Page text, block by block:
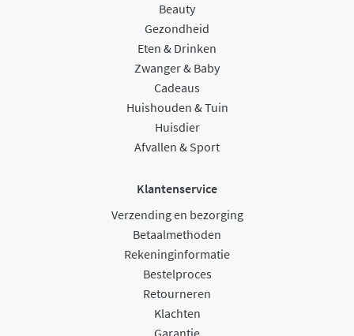
Beauty
Gezondheid
Eten & Drinken
Zwanger & Baby
Cadeaus
Huishouden & Tuin
Huisdier
Afvallen & Sport
Klantenservice
Verzending en bezorging
Betaalmethoden
Rekeninginformatie
Bestelproces
Retourneren
Klachten
Garantie